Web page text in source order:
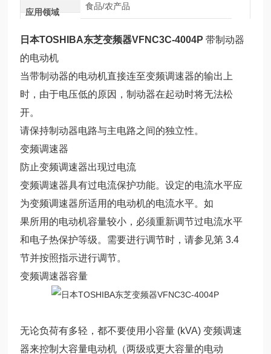
应用领域
食品/农产品
日本TOSHIBA东芝变频器VFNC3C-4004P 带制动器
的电动机
当带制动器的电动机直接连至变频调速器的输出上
时，由于电压低的原因，制动器在起动时将无法松
开。
请保持制动器电路与主电路之间的独立性。
变频调速器
防止变频调速器出现过电流
变频调速器具有过电流保护功能。设定的电流水平应
为变频调速器所适用的电动机的电流水平。如
果所用的电动机容量较小，必须重新调节过电流水平
和电子热保护等级。需要进行调节时，请参见第 3.4
节并按照指示进行调节。
变频调速器容量
无论负荷有多轻，都不要使用小容量 (kVA) 变频调速
器来控制大容量电动机（两级或更大容量的电动